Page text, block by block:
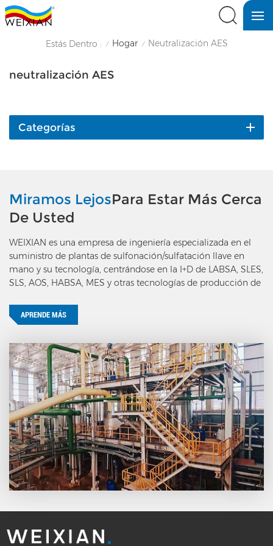
Estás Dentro : / Hogar / Neutralización AES
neutralización AES
Categorías
Miramos LejosPara Estar Más Cerca
De Usted
WEIXIAN es una empresa de ingeniería especializada en el
suministro de plantas de sulfonación/sulfatación llave en
mano y su tecnología, centrándose en la I+D de LABSA, SLES,
SLS, AOS, HABSA, MES y otras tecnologías de producción de
APRENDE MÁS